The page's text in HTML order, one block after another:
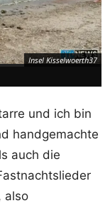
Insel Kisselwoerth37
und ich bin
handgemachte
auch die
also